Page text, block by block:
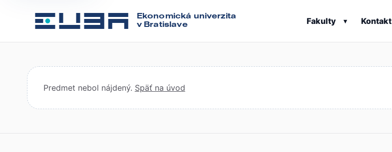
Ekonomická univerzita
v Bratislave
Fakulty ▾ Kontakt
Predmet nebol nájdený. Späť na úvod